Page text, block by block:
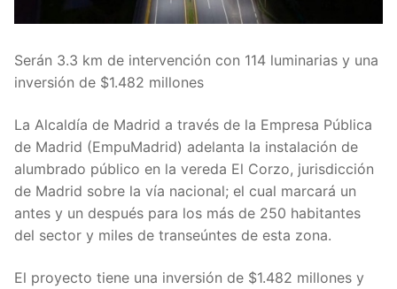
Serán 3.3 km de intervención con 114 luminarias y una
inversión de $1.482 millones
La Alcaldía de Madrid a través de la Empresa Pública
de Madrid (EmpuMadrid) adelanta la instalación de
alumbrado público en la vereda El Corzo, jurisdicción
de Madrid sobre la vía nacional; el cual marcará un
antes y un después para los más de 250 habitantes
del sector y miles de transeúntes de esta zona.
El proyecto tiene una inversión de $1.482 millones y